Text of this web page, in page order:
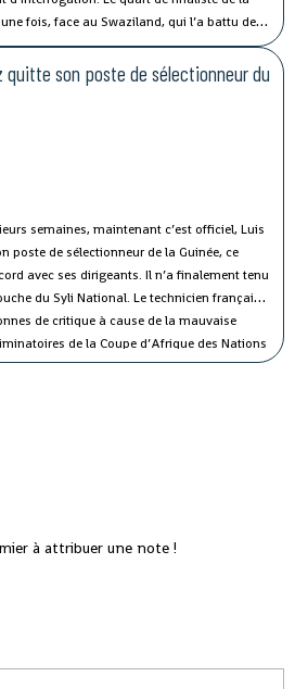
fois, face au Swaziland, qui l’a battu deux
Battus 1-0, ils pointent à trois points de leur
pas dépasser lors de la dernière
directes qui trancheront, en
quitte son poste de sélectionneur du
semaines, maintenant c’est officiel, Luis
poste de sélectionneur de la Guinée, ce
avec ses dirigeants. Il n’a finalement tenu
du Syli National. Le technicien français
de critique à cause de la mauvaise
de la Coupe d’Afrique des Nations
à attribuer une note !